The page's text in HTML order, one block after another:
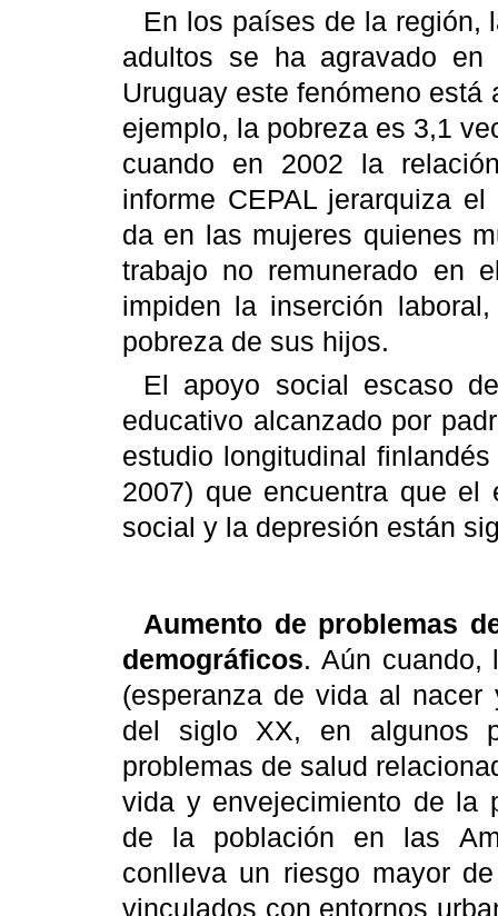
En los países de la región,
adultos se ha agravado
Uruguay este fenómeno está
ejemplo, la pobreza es 3,1
cuando en 2002 la
informe CEPAL jerarquiza
da en las mujeres quienes
trabajo no remunerado en
impiden la inserción
pobreza de sus hijos.
El apoyo social escaso
educativo alcanzado por
estudio longitudinal finlandés
2007) que encuentra que el
social y la depresión están
Aumento de problemas
demográficos. Aún cuando,
(esperanza de vida al
del siglo XX, en algunos
problemas de salud
vida y envejecimiento de la
de la población en las
conlleva un riesgo mayor
vinculados con entornos